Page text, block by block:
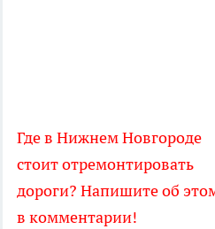
Где в Нижнем Новгороде
стоит отремонтировать
дороги? Напишите об
в комментарии!